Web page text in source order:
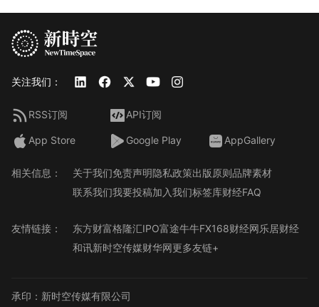
关注我们：
RSS订阅 API订阅
App Store Google Play AppGallery
相关信息： 关于我们免责声明隐私政策出版原则品牌素材
联系我们我要投稿加入我们标签库财经FAQ
友情链接： 东方财富格隆汇IPO富途牛牛FX168财经网乐居财经
和讯新时空传媒财华网更多友链+
承印：新时空传媒有限公司